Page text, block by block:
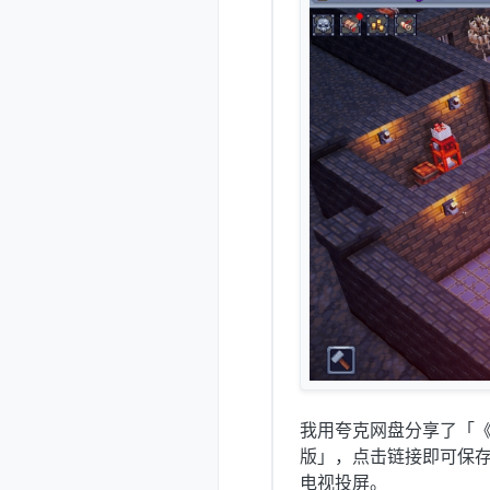
我用夸克网盘分享了「
版」，点击链接即可保
电视投屏。